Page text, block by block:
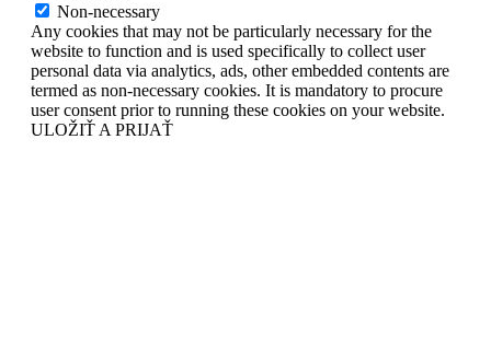
Non-necessary
Any cookies that may not be particularly necessary for the
website to function and is used specifically to collect user
personal data via analytics, ads, other embedded contents are
termed as non-necessary cookies. It is mandatory to procure
user consent prior to running these cookies on your website.
ULOŽIŤ A PRIJAŤ